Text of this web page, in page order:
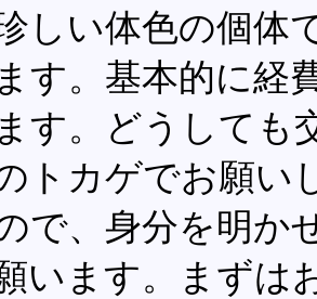
しい体色の個体
す。基本的に経
す。どうしても
トカゲでお願い
で、身分を明か
います。まずは